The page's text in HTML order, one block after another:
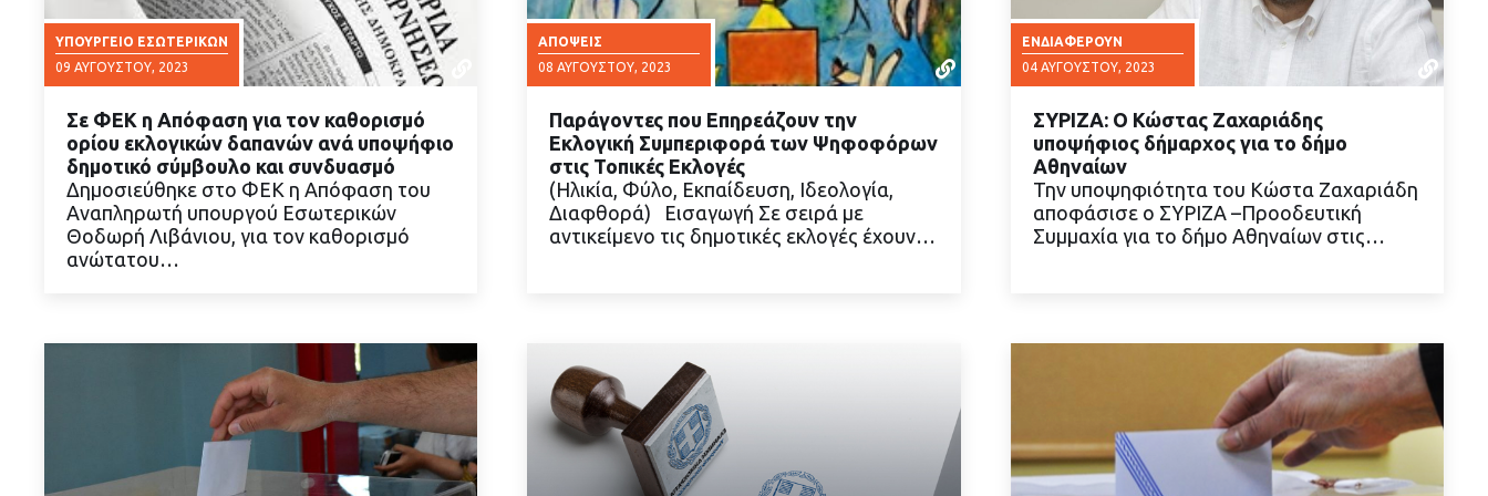
ΥΠΟΥΡΓΕΊΟ ΕΣΩΤΕΡΙΚΏΝ
09 ΑΥΓΟΎΣΤΟΥ, 2023
ΔΙΑΒΑΣΤΕ ΠΕΡΙΣΣΟΤΕΡΑ
Σε ΦΕΚ η Απόφαση για τον καθορισμό
ορίου εκλογικών δαπανών ανά υποψήφιο
δημοτικό σύμβουλο και συνδυασμό
Δημοσιεύθηκε στο ΦΕΚ η Απόφαση του
Αναπληρωτή υπουργού Εσωτερικών
Θοδωρή Λιβάνιου, για τον καθορισμό
ανώτατου…
ΑΠΌΨΕΙΣ
08 ΑΥΓΟΎΣΤΟΥ, 2023
ΔΙΑΒΑΣΤΕ ΠΕΡΙΣΣΟΤΕΡΑ
Παράγοντες που Επηρεάζουν την
Εκλογική Συμπεριφορά των Ψηφοφόρων
στις Τοπικές Εκλογές
(Ηλικία, Φύλο, Εκπαίδευση, Ιδεολογία,
Διαφθορά) Εισαγωγή Σε σειρά με
αντικείμενο τις δημοτικές εκλογές έχουν…
ΕΝΔΙΑΦΈΡΟΥΝ
04 ΑΥΓΟΎΣΤΟΥ, 2023
ΔΙΑΒΑΣΤΕ ΠΕΡΙΣΣΟΤΕΡΑ
ΣΥΡΙΖΑ: Ο Κώστας Ζαχαριάδης
υποψήφιος δήμαρχος για το δήμο
Αθηναίων
Την υποψηφιότητα του Κώστα Ζαχαριάδη
αποφάσισε ο ΣΥΡΙΖΑ –Προοδευτική
Συμμαχία για το δήμο Αθηναίων στις…